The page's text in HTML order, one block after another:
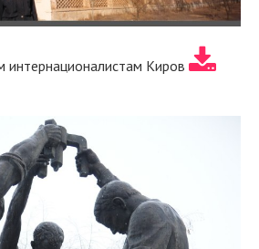
интернационалистам Киров